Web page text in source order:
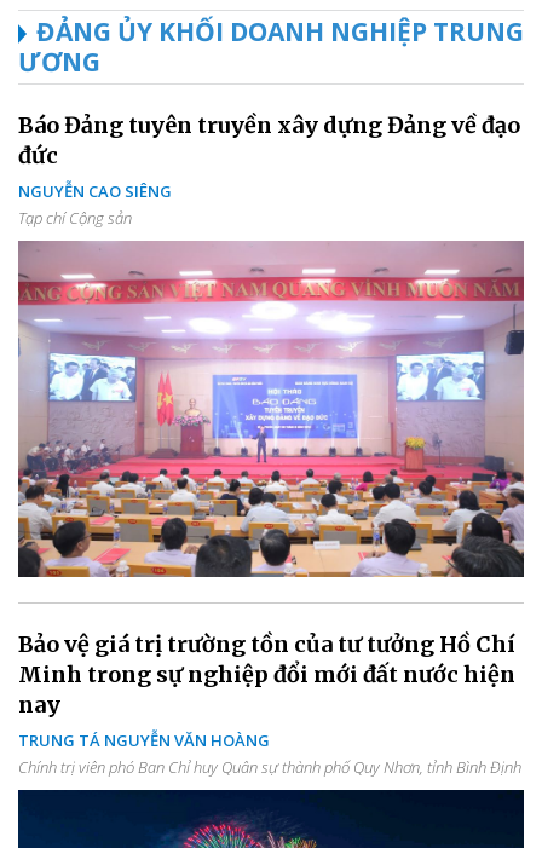
ĐẢNG ỦY KHỐI DOANH NGHIỆP TRUNG
ƯƠNG
Báo Đảng tuyên truyền xây dựng Đảng về đạo
đức
NGUYỄN CAO SIÊNG
Tạp chí Cộng sản
Bảo vệ giá trị trường tồn của tư tưởng Hồ Chí
Minh trong sự nghiệp đổi mới đất nước hiện
nay
TRUNG TÁ NGUYỄN VĂN HOÀNG
Chính trị viên phó Ban Chỉ huy Quân sự thành phố Quy Nhơn, tỉnh Bình Định